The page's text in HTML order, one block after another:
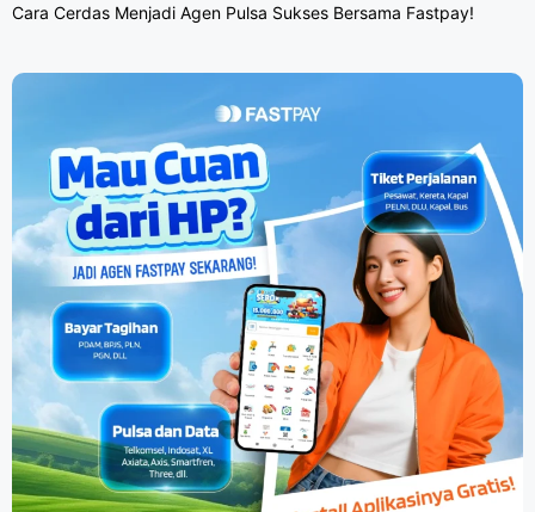
Cara Cerdas Menjadi Agen Pulsa Sukses Bersama Fastpay!